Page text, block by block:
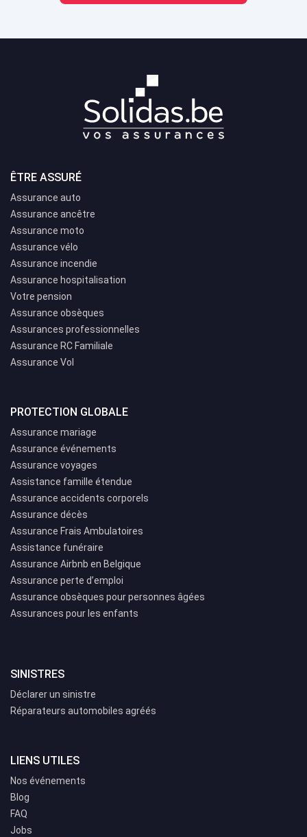
ÊTRE ASSURÉ
Assurance auto
Assurance ancêtre
Assurance moto
Assurance vélo
Assurance incendie
Assurance hospitalisation
Votre pension
Assurance obsèques
Assurances professionnelles
Assurance RC Familiale
Assurance Vol
PROTECTION GLOBALE
Assurance mariage
Assurance événements
Assurance voyages
Assistance famille étendue
Assurance accidents corporels
Assurance décès
Assurance Frais Ambulatoires
Assistance funéraire
Assurance Airbnb en Belgique
Assurance perte d’emploi
Assurance obsèques pour personnes âgées
Assurances pour les enfants
SINISTRES
Déclarer un sinistre
Réparateurs automobiles agréés
LIENS UTILES
Nos événements
Blog
FAQ
Jobs